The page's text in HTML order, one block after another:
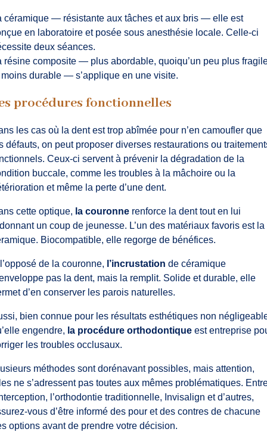
céramique — résistante aux tâches et aux bris — elle est
en laboratoire et posée sous anesthésie locale. Celle-ci
deux séances.
résine composite — plus abordable, quoiqu’un peu plus
durable — s’applique en une visite.
procédures fonctionnelles
les cas où la dent est trop abîmée pour n’en camoufler que
défauts, on peut proposer diverses restaurations ou
Ceux-ci servent à prévenir la dégradation de la
buccale, comme les troubles à la mâchoire ou la
et même la perte d’une dent.
cette optique, la couronne renforce la dent tout en lui
un coup de jeunesse. L’un des matériaux favoris est la
Biocompatible, elle regorge de bénéfices.
de la couronne, l’incrustation de céramique
pas la dent, mais la remplit. Solide et durable, elle
d’en conserver les parois naturelles.
bien connue pour les résultats esthétiques non
engendre, la procédure orthodontique est entreprise
les troubles occlusaux.
méthodes sont dorénavant possibles, mais attention,
ne s’adressent pas toutes aux mêmes problématiques.
l’orthodontie traditionnelle, Invisalign et d’autres,
vous d’être informé des pour et des contres de chacune
options avant de prendre votre décision.